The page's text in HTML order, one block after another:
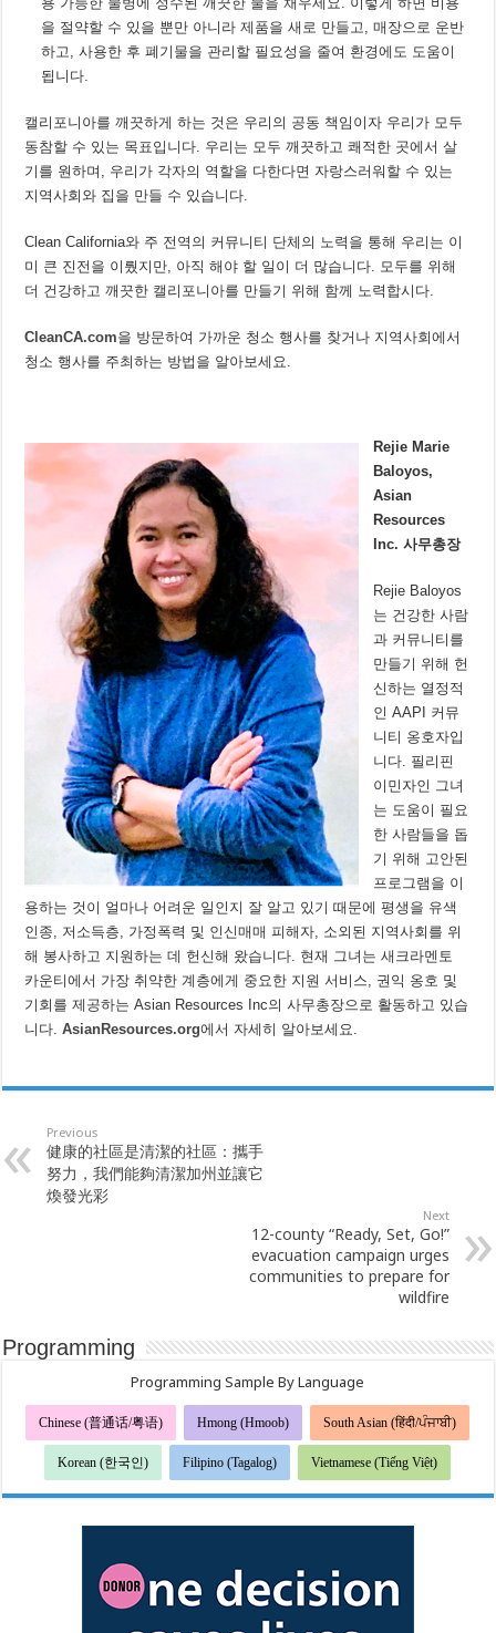
을 절약할 수 있을 뿐만 아니라 제품을 새로 만들고, 매장으로 운반
하고, 사용한 후 폐기물을 관리할 필요성을 줄여 환경에도 도움이
됩니다.
캘리포니아를 깨끗하게 하는 것은 우리의 공동 책임이자 우리가 모두
동참할 수 있는 목표입니다. 우리는 모두 깨끗하고 쾌적한 곳에서 살
기를 원하며, 우리가 각자의 역할을 다한다면 자랑스러워할 수 있는
지역사회와 집을 만들 수 있습니다.
Clean California와 주 전역의 커뮤니티 단체의 노력을 통해 우리는 이
미 큰 진전을 이뤘지만, 아직 해야 할 일이 더 많습니다. 모두를 위해
더 건강하고 깨끗한 캘리포니아를 만들기 위해 함께 노력합시다.
CleanCA.com을 방문하여 가까운 청소 행사를 찾거나 지역사회에서
청소 행사를 주최하는 방법을 알아보세요.
Rejie Marie
Baloyos,
Asian
Resources
Inc.사무총장
Rejie Baloyos
는 건강한 사람
과 커뮤니티를
만들기 위해 헌
신하는 열정적
인 AAPI 커뮤
니티 옹호자입
니다. 필리핀
이민자인 그녀
는 도움이 필요
한 사람들을 돕
기 위해 고안된
프로그램을 이
용하는 것이 얼마나 어려운 일인지 잘 알고 있기 때문에 평생을 유색
인종, 저소득층, 가정폭력 및 인신매매 피해자, 소외된 지역사회를 위
해 봉사하고 지원하는 데 헌신해 왔습니다. 현재 그녀는 새크라멘토
카운티에서 가장 취약한 계층에게 중요한 지원 서비스, 권익 옹호 및
기회를 제공하는 Asian Resources Inc의 사무총장으로 활동하고 있습
니다.AsianResources.org에서 자세히 알아보세요.
Previous
健康的社區是清潔的社區：攜手
努力，我們能夠清潔加州並讓它
煥發光彩
Next
12-county “Ready, Set, Go!”
evacuation campaign urges
communities to prepare for
wildfire
Programming
Programming Sample By Language
Chinese (普通话/粤语) Hmong (Hmoob) South Asian (हिंदी/ਪੰਜਾਬੀ)
Korean (한국인) Filipino (Tagalog) Vietnamese (Tiếng Việt)